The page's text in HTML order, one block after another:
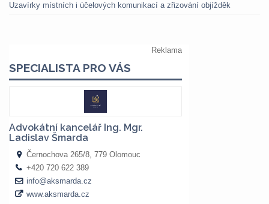
Uzavírky místních i účelových komunikací a zřizování objížděk